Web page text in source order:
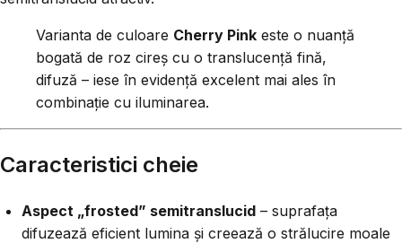
Varianta de culoare Cherry Pink este o nuanță
bogată de roz cireș cu o translucență fină,
difuză – iese în evidență excelent mai ales în
combinație cu iluminarea.
Caracteristici cheie
Aspect „frosted” semitranslucid – suprafața
difuzează eficient lumina și creează o strălucire moale